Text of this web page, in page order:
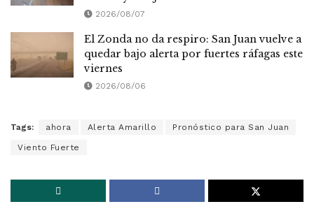
2026/08/07
El Zonda no da respiro: San Juan vuelve a
quedar bajo alerta por fuertes ráfagas este
viernes
2026/08/06
Tags: ahora Alerta Amarillo Pronóstico para San Juan
Viento Fuerte